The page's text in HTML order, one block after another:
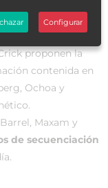
llevados a
proponen la
contenida en
Ochoa y
Maxam y
de secuenciación
Configurar